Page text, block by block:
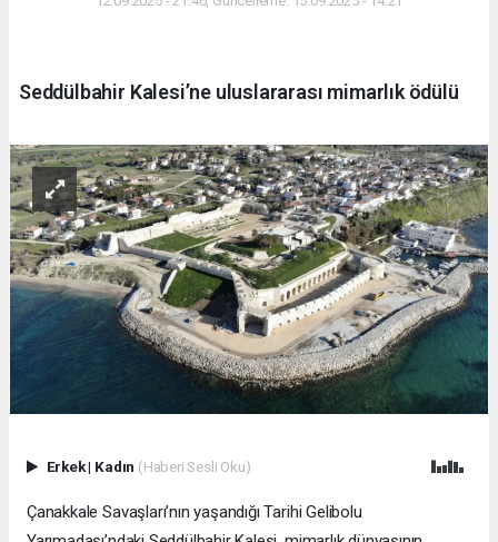
Seddülbahir Kalesi’ne uluslararası mimarlık ödülü
Erkek| Kadın (Haberi Sesli Oku)
Çanakkale Savaşları’nın yaşandığı Tarihi Gelibolu